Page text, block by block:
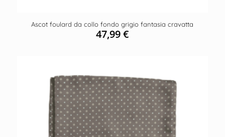
Ascot foulard da collo fondo grigio fantasia cravatta
47,99€